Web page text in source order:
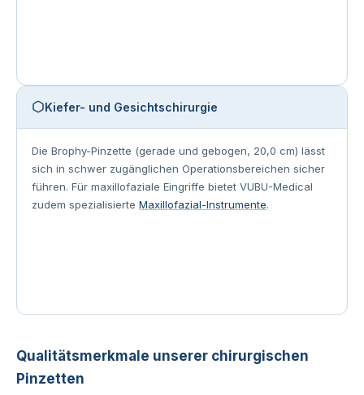
Kiefer- und Gesichtschirurgie
Die Brophy-Pinzette (gerade und gebogen, 20,0 cm) lässt
sich in schwer zugänglichen Operationsbereichen sicher
führen. Für maxillofaziale Eingriffe bietet VUBU-Medical
zudem spezialisierte Maxillofazial-Instrumente.
Qualitätsmerkmale unserer chirurgischen
Pinzetten